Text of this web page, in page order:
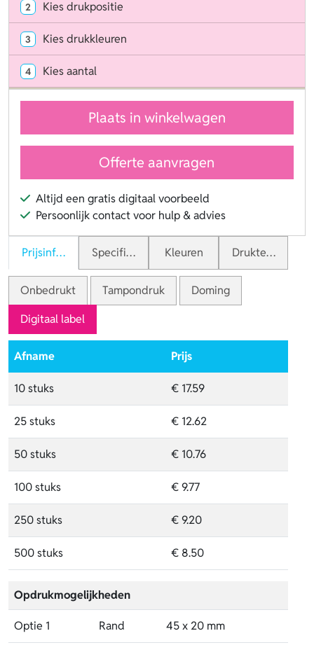
2 Kies drukpositie
3 Kies drukkleuren
4 Kies aantal
Plaats in winkelwagen
Offerte aanvragen
Altijd een gratis digitaal voorbeeld
Persoonlijk contact voor hulp & advies
PrijsinformatieSpecificaties Kleuren Druktechnieken
Onbedrukt Tampondruk
Doming
Digitaal label
Afname Prijs
10 stuks € 17.59
25 stuks € 12.62
50 stuks € 10.76
100 stuks € 9.77
250 stuks € 9.20
500 stuks € 8.50
Opdrukmogelijkheden
Optie 1 Rand 45 x 20 mm